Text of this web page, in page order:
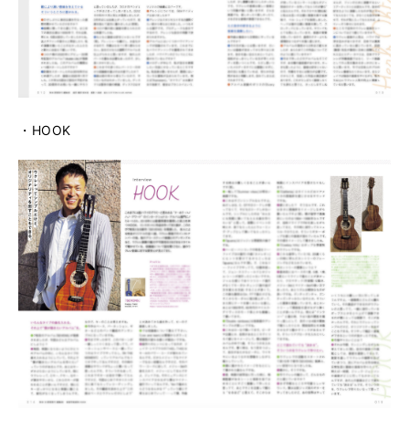
・HOOK